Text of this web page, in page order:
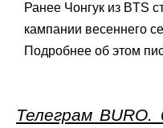
Ранее Чонгук из BTS
кампании весеннего
Подробнее об этом
Телеграм